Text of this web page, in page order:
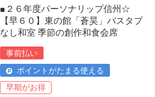
■２６年度パーソナリップ信州☆
【早６０】東の館「蒼昊」バスタブ
なし和室 季節の創作和食会席
事前払い
ポイントがたまる使える
早期がお得